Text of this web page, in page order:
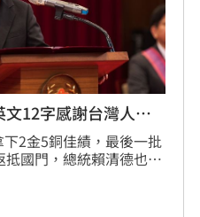
12字感謝台灣人團
2金5銅佳績，最後一批
國門，總統賴清德也指
也在臉書表示祝賀，以